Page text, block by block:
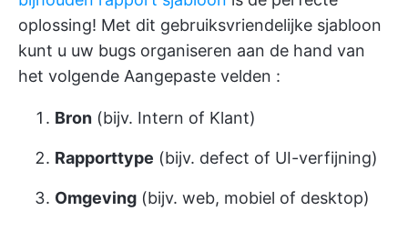
oplossing! Met dit gebruiksvriendelijke sjabloon
kunt u uw bugs organiseren aan de hand van
het volgende Aangepaste velden :
Bron (bijv. Intern of Klant)
Rapporttype (bijv. defect of UI-verfijning)
Omgeving (bijv. web, mobiel of desktop)